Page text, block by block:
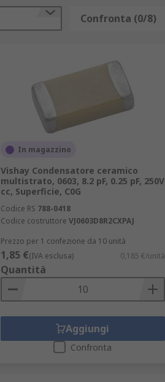
Confronta (0/8)
In magazzino
Vishay Condensatore ceramico
multistrato, 0603, 8.2 pF, 0.25 pF, 250V
cc, Superficie, C0G
Codice RS 788-0418
Codice costruttore VJ0603D8R2CXPAJ
Prezzo per 1 confezione da 10 unità
1,85 €(IVA esclusa) 0,185 €/unità
Quantità
Aggiungi
Confronta